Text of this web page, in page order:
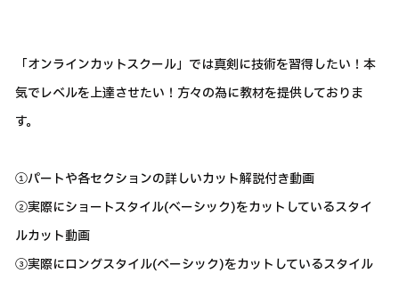
「オンラインカットスクール」では真剣に技術を習得したい！本
気でレベルを上達させたい！方々の為に教材を提供しておりま
す。
①パートや各セクションの詳しいカット解説付き動画
②実際にショートスタイル(ベーシック)をカットしているスタイ
ルカット動画
③実際にロングスタイル(ベーシック)をカットしているスタイル